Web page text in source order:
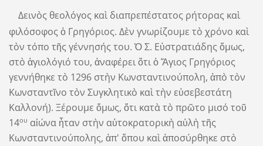
Δεινὸς θεολόγος καὶ διαπρεπέστατος ρήτορας καὶ
φιλόσοφος ὁ Γρηγόριος. Δὲν γνωρίζουμε τὸ χρόνο καὶ
τὸν τόπο τῆς γέννησής του. Ὁ Σ. Εὐστρατιάδης ὅμως,
στὸ ἁγιολόγιό του, ἀναφέρει ὅτι ὁ Ἅγιος Γρηγόριος
γεννήθηκε τὸ 1296 στὴν Κωνσταντινούπολη, ἀπὸ τὸν
Κωνσταντῖνο τὸν Συγκλητικὸ καὶ τὴν εὐσεβεστάτη
Καλλονή). Ξέρουμε ὅμως, ὅτι κατὰ τὸ πρῶτο μισό τοῦ
14ου αἰώνα ἦταν στὴν αὐτοκρατορικὴ αὐλὴ τῆς
Κωνσταντινούπολης, ἀπ' ὅπου καὶ ἀποσύρθηκε στὸ